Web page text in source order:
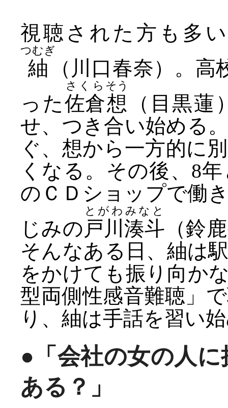
視聴された方も多
紬
つむぎ
（川口春奈）。
った佐倉
さくら
想
そう
（目黒
せ、つき合い始める
ぐ、想から一方的に
くなる。その後、8
のＣＤショップで働
じみの 戸川
とがわ
湊斗
みなと
（鈴
そんなある日、紬は
をかけても振り向か
型両側性感音難聴」
り、紬は手話を習い
●「会社の女の人
ある？」